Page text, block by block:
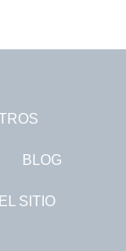
BLOG
SITIO